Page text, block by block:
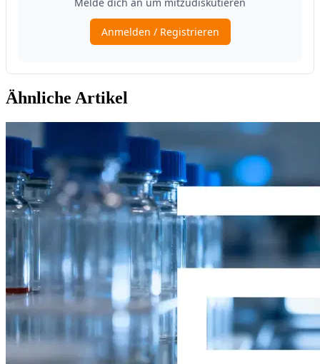
Ähnliche Artikel